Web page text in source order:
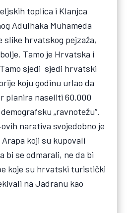
toplica i Klanjca
Adulhaka Muhameda
slike hrvatskog pejzaža,
Tamo je Hrvatska i
Tamo sjedi sjedi hrvatski
koju godinu urlao da
planira naseliti 60.000
„ravnotežu“.
narativa svojedobno je
koji su kupovali
bi se odmarali, ne da bi
koje su hrvatski turistički
na Jadranu kao